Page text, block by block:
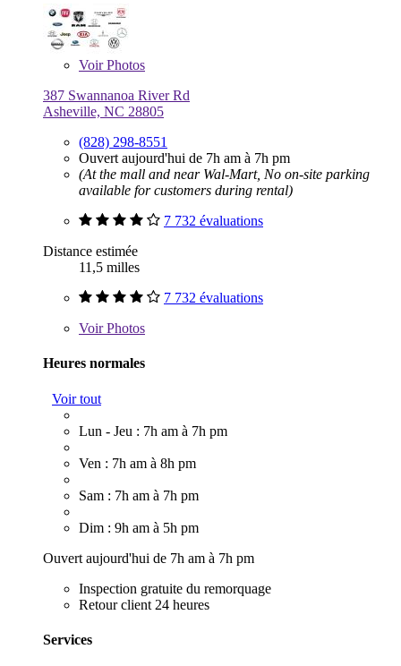
VoirPhotos
387 Swannanoa River Rd
Asheville, NC 28805
(828) 298-8551
Ouvert aujourd'hui de 7h am à 7h pm
(At the mall and near Wal-Mart, No on-site parking
available for customers during rental)
7 732 évaluations
Distance estimée
11,5 milles
7 732 évaluations
VoirPhotos
Heures normales
Voir tout
Lun - Jeu : 7h am à 7h pm
Ven : 7h am à 8h pm
Sam : 7h am à 7h pm
Dim : 9h am à 5h pm
Ouvert aujourd'hui de 7h am à 7h pm
Inspection gratuite du remorquage
Retour client 24 heures
Services